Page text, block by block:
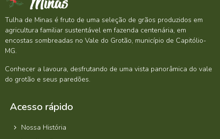
Tulha de Minas é fruto de uma seleção de grãos produzidos em
agricultura familiar sustentável em fazenda centenária, em
encostas sombreadas no Vale do Grotão, município de Capitólio-
MG.
Conhecer a lavoura, desfrutando de uma vista panorâmica do vale
do grotão e seus paredões.
Acesso rápido
Nossa História